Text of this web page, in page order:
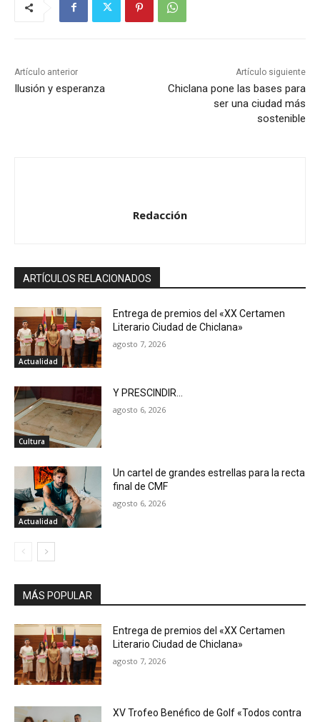
Artículo anterior
Ilusión y esperanza
Artículo siguiente
Chiclana pone las bases para
ser una ciudad más
sostenible
Redacción
ARTÍCULOS RELACIONADOS
Actualidad
Entrega de premios del «XX Certamen
Literario Ciudad de Chiclana»
agosto 7, 2026
Cultura
Y PRESCINDIR…
agosto 6, 2026
Actualidad
Un cartel de grandes estrellas para la recta
final de CMF
agosto 6, 2026
MÁS POPULAR
Entrega de premios del «XX Certamen
Literario Ciudad de Chiclana»
agosto 7, 2026
XV Trofeo Benéfico de Golf «Todos contra